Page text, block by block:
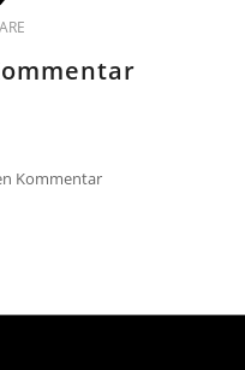
Kommentar